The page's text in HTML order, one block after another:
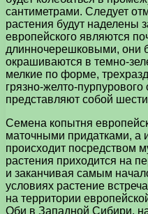
сантиметрами. Следует
растения будут наделены
европейского являются
длинночерешковыми, они
окрашиваются в темно-
мелкие по форме,
грязно-желто-
представляют собой
Семена копытня
маточными придатками, а
происходит посредством
растения приходится на
и заканчивая самым
условиях растение
на территории
Оби в Западной Сибири,